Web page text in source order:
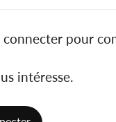
connecter pour
intéresse.